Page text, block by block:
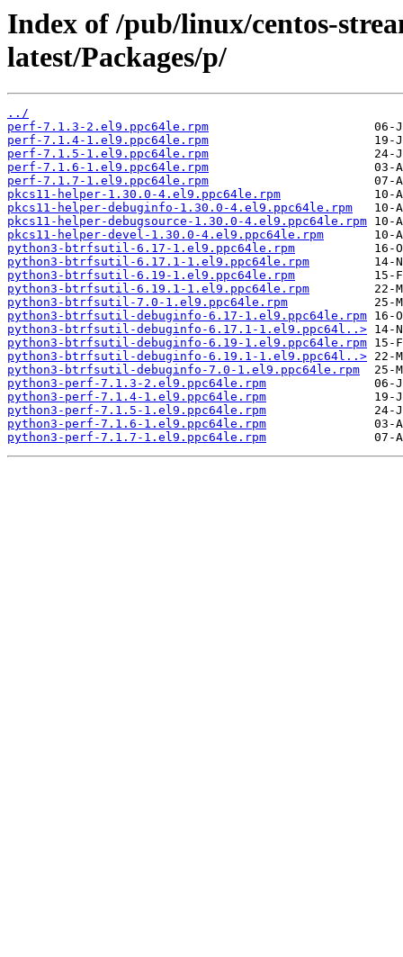
Index of /pub/linux/centos-
latest/Packages/p/
../
perf-7.1.3-2.el9.ppc64le.rpm
perf-7.1.4-1.el9.ppc64le.rpm
perf-7.1.5-1.el9.ppc64le.rpm
perf-7.1.6-1.el9.ppc64le.rpm
perf-7.1.7-1.el9.ppc64le.rpm
pkcs11-helper-1.30.0-4.el9.ppc64le.rpm
pkcs11-helper-debuginfo-1.30.0-4.el9.ppc64le.rpm
pkcs11-helper-debugsource-1.30.0-4.el9.ppc64le.rpm
pkcs11-helper-devel-1.30.0-4.el9.ppc64le.rpm
python3-btrfsutil-6.17-1.el9.ppc64le.rpm
python3-btrfsutil-6.17.1-1.el9.ppc64le.rpm
python3-btrfsutil-6.19-1.el9.ppc64le.rpm
python3-btrfsutil-6.19.1-1.el9.ppc64le.rpm
python3-btrfsutil-7.0-1.el9.ppc64le.rpm
python3-btrfsutil-debuginfo-6.17-1.el9.ppc64le.rpm
python3-btrfsutil-debuginfo-6.17.1-1.el9.ppc64l..>
python3-btrfsutil-debuginfo-6.19-1.el9.ppc64le.rpm
python3-btrfsutil-debuginfo-6.19.1-1.el9.ppc64l..>
python3-btrfsutil-debuginfo-7.0-1.el9.ppc64le.rpm
python3-perf-7.1.3-2.el9.ppc64le.rpm
python3-perf-7.1.4-1.el9.ppc64le.rpm
python3-perf-7.1.5-1.el9.ppc64le.rpm
python3-perf-7.1.6-1.el9.ppc64le.rpm
python3-perf-7.1.7-1.el9.ppc64le.rpm